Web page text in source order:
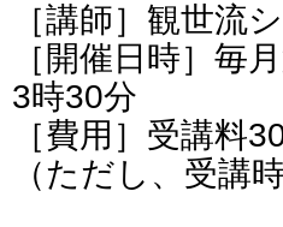
［講師］観世流
［開催日時］毎
3時30分
［費用］受講料
（ただし、受講